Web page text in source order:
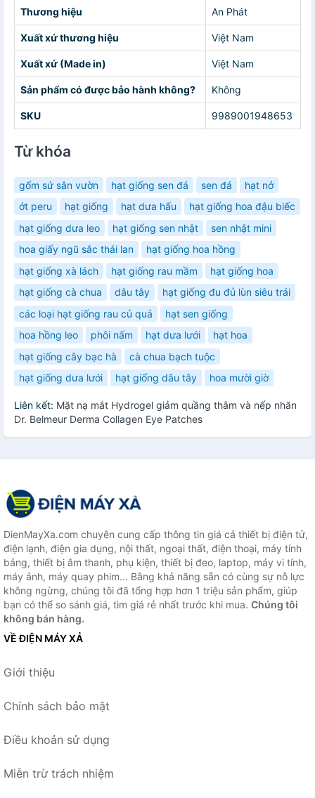
Thương hiệu An Phát
Xuất xứ thương hiệu Việt Nam
Xuất xứ (Made in) Việt Nam
Sản phẩm có được bảo hành không? Không
SKU 9989001948653
Từ khóa
gốm sứ sân vườn hạt giống sen đá sen đá
hạt nở
ớt peru
hạt giống hạt dưa hấu
hạt giống hoa đậu biếc
hạt giống dưa leo
hạt giống sen nhật
sen nhật mini
hoa giấy ngũ sắc thái lan
hạt giống hoa hồng
hạt giống xà lách
hạt giống rau mầm
hạt giống hoa
hạt giống cà chua
dâu tây
hạt giống đu đủ lùn siêu trái
các loại hạt giống rau củ quả
hạt sen giống
hoa hồng leo
phôi nấm hạt dưa lưới
hạt hoa
hạt giống cây bạc hà
cà chua bạch tuộc
hạt giống dưa lưới
hạt giống dâu tây hoa mười giờ
Liên kết: Mặt nạ mắt Hydrogel giảm quầng thâm và nếp nhăn
Dr. Belmeur Derma Collagen Eye Patches
DienMayXa.com chuyên cung cấp thông tin giá cả thiết bị điện tử,
điện lạnh, điện gia dụng, nội thất, ngoại thất, điện thoại, máy tính
bảng, thiết bị âm thanh, phụ kiện, thiết bị đeo, laptop, máy vi tính,
máy ảnh, máy quay phim... Bằng khả năng sẵn có cùng sự nỗ lực
không ngừng, chúng tôi đã tổng hợp hơn 1 triệu sản phẩm, giúp
bạn có thể so sánh giá, tìm giá rẻ nhất trước khi mua. Chúng tôi
không bán hàng.
VỀ ĐIỆN MÁY XẢ
Giới thiệu
Chính sách bảo mật
Điều khoản sử dụng
Miễn trừ trách nhiệm